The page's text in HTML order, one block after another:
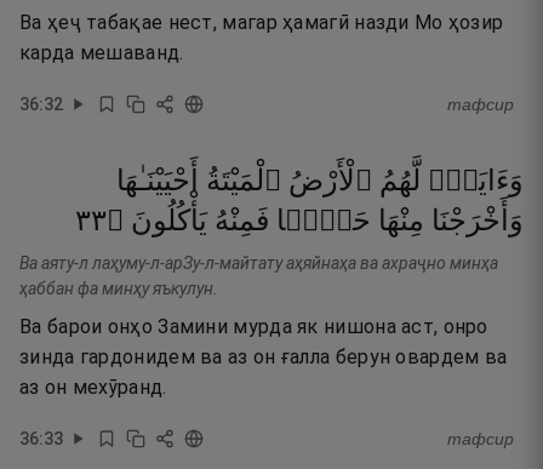
Ва ҳеҷ табақае нест, магар ҳамагӣ назди Мо ҳозир
карда мешаванд.
36:32 тафсир
وَءَايَةٌۭ لَّهُمُ ٱلْأَرْضُ ٱلْمَيْتَةُ
أَحْيَيْنَـٰهَا
وَأَخْرَجْنَا مِنْهَا حَبًّۭا فَمِنْهُ يَأْكُلُونَ ۝٣٣
Ва аяту-л лаҳуму-л-арЗу-л-майтату аҳяйнаҳа ва ахраҷно минҳа
ҳаббан фа минҳу яъкулун.
Ва барои онҳо Замини мурда як нишона аст, онро
зинда гардонидем ва аз он ғалла берун овардем ва
аз он мехӯранд.
36:33 тафсир